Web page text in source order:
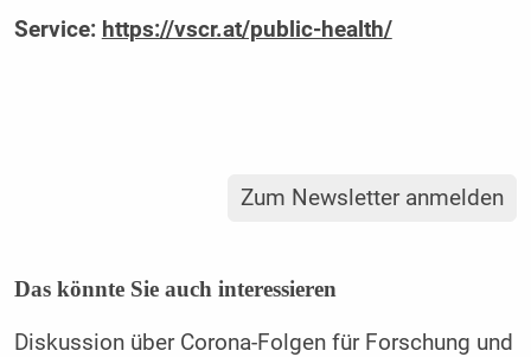
Service: https://vscr.at/public-health/
Zum Newsletter anmelden
Das könnte Sie auch interessieren
Diskussion über Corona-Folgen für Forschung und